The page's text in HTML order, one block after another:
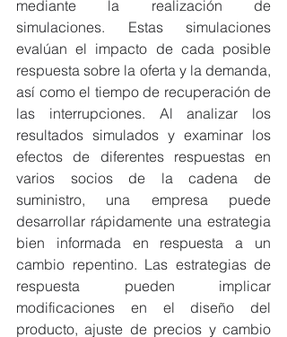
mediante la realización de
simulaciones. Estas simulaciones
evalúan el impacto de cada posible
respuesta sobre la oferta y la demanda,
así como el tiempo de recuperación de
las interrupciones. Al analizar los
resultados simulados y examinar los
efectos de diferentes respuestas en
varios socios de la cadena de
suministro, una empresa puede
desarrollar rápidamente una estrategia
bien informada en respuesta a un
cambio repentino. Las estrategias de
respuesta pueden implicar
modificaciones en el diseño del
producto, ajuste de precios y cambio